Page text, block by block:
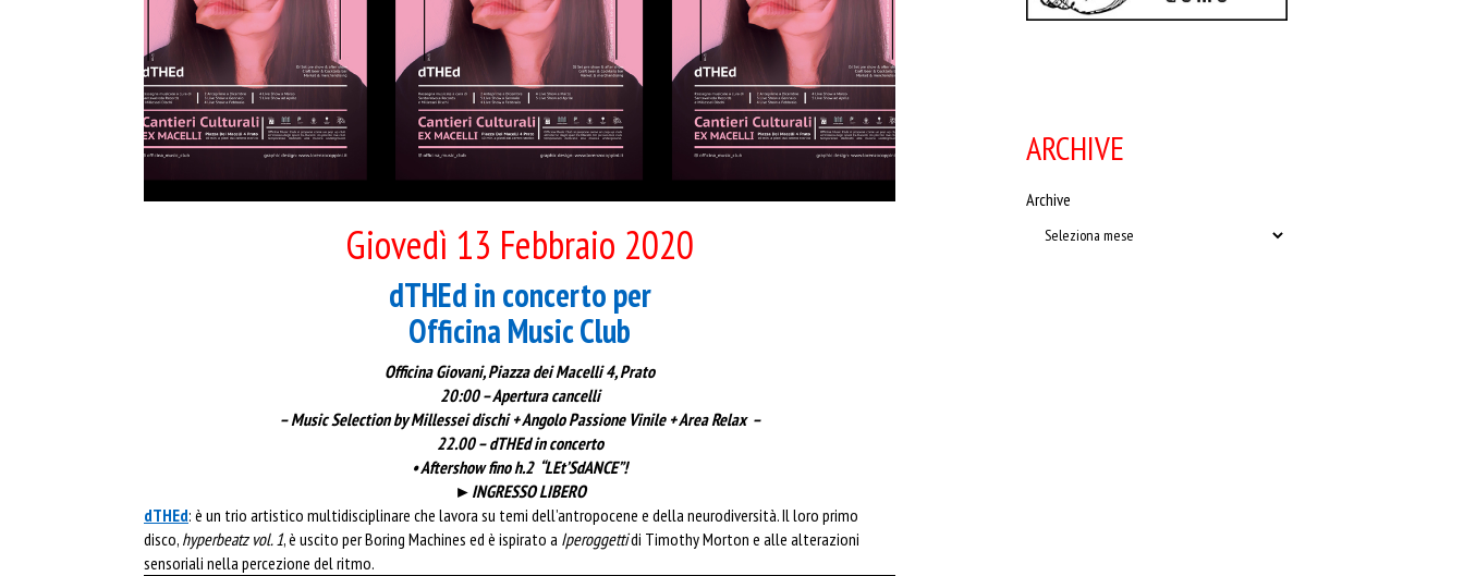
Giovedì 13 Febbraio 2020
dTHEd in concerto per
Officina Music Club
Officina Giovani, Piazza dei Macelli 4, Prato
20:00 – Apertura cancelli
– Music Selection by Millessei dischi + Angolo Passione Vinile + Area Relax –
22.00 – dTHEd in concerto
• Aftershow fino h.2 “LEt’SdANCE”!
►INGRESSO LIBERO
dTHEd: è un trio artistico multidisciplinare che lavora su temi dell’antropocene e della neurodiversità. Il loro primo
disco, hyperbeatz vol. 1, è uscito per Boring Machines ed è ispirato a Iperoggettidi Timothy Morton e alle alterazioni
sensoriali nella percezione del ritmo.
ARCHIVE
Archive